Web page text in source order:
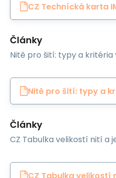
CZ Technícká karta
Články
Nitě pro šití: typy a kritéria
Nitě pro šití: typy a
Články
CZ Tabulka velikostí nití a